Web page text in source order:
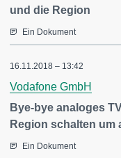
und die Region
Ein Dokument
16.11.2018 – 13:42
Vodafone GmbH
Bye-bye analoges
Region schalten um
Ein Dokument